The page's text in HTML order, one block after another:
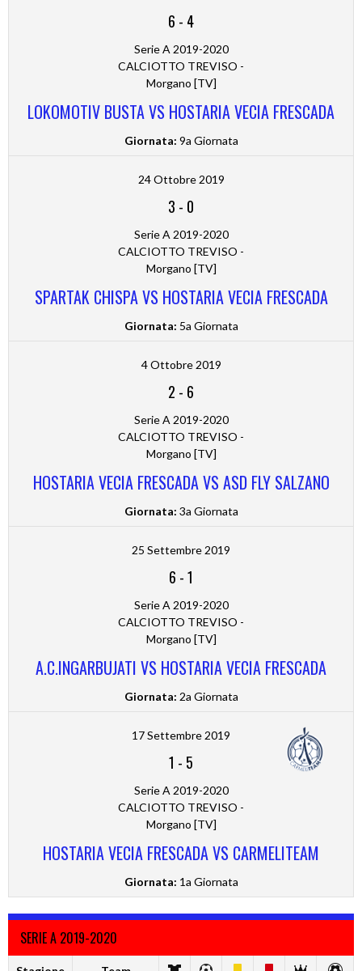
6 - 4
Serie A 2019-2020
CALCIOTTO TREVISO -
Morgano [TV]
LOKOMOTIV BUSTA VS HOSTARIA VECIA FRESCADA
Giornata: 9a Giornata
24 Ottobre 2019
3 - 0
Serie A 2019-2020
CALCIOTTO TREVISO -
Morgano [TV]
SPARTAK CHISPA VS HOSTARIA VECIA FRESCADA
Giornata: 5a Giornata
4 Ottobre 2019
2 - 6
Serie A 2019-2020
CALCIOTTO TREVISO -
Morgano [TV]
HOSTARIA VECIA FRESCADA VS ASD FLY SALZANO
Giornata: 3a Giornata
25 Settembre 2019
6 -1
Serie A 2019-2020
CALCIOTTO TREVISO -
Morgano [TV]
A.C.INGARBUJATI VS HOSTARIA VECIA FRESCADA
Giornata: 2a Giornata
17 Settembre 2019
1 - 5
Serie A 2019-2020
CALCIOTTO TREVISO -
Morgano [TV]
HOSTARIA VECIA FRESCADA VS CARMELITEAM
Giornata: 1a Giornata
SERIE A 2019-2020